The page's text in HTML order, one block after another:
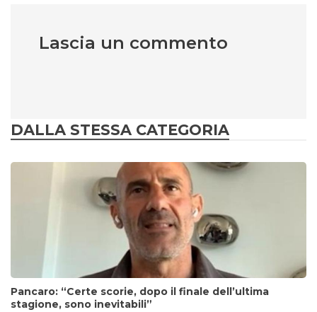
Lascia un commento
DALLA STESSA CATEGORIA
Pancaro: “Certe scorie, dopo il finale dell’ultima
stagione, sono inevitabili”